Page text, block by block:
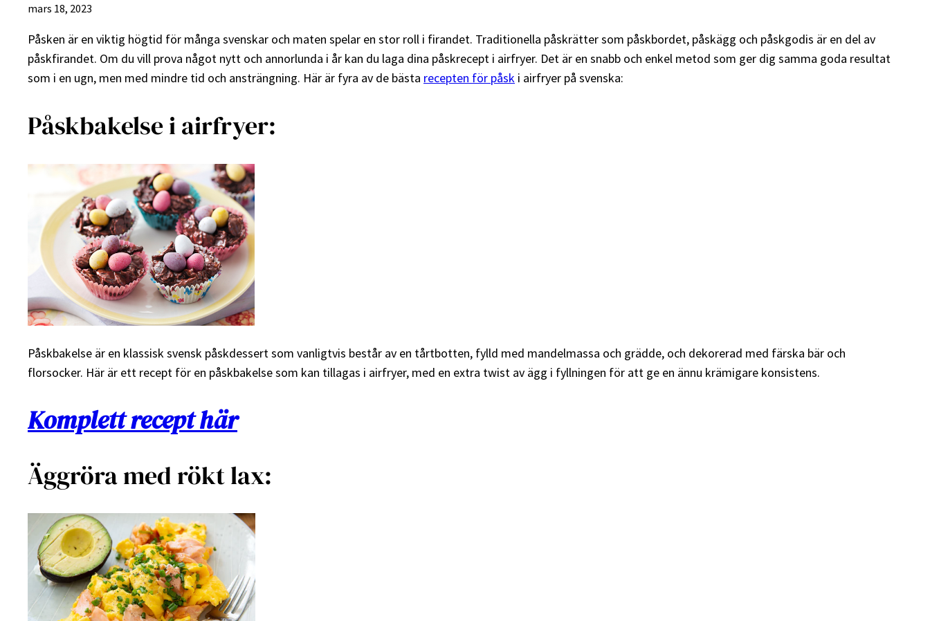
mars 18, 2023
Påsken är en viktig högtid för många svenskar och maten spelar en stor roll i firandet. Traditionella påskrätter som påskbordet, påskägg och påskgodis är en del av
påskfirandet. Om du vill prova något nytt och annorlunda i år kan du laga dina påskrecept i airfryer. Det är en snabb och enkel metod som ger dig samma goda resultat
som i en ugn, men med mindre tid och ansträngning. Här är fyra av de bästa recepten för påsk i airfryer på svenska:
Påskbakelse i airfryer:
Påskbakelse är en klassisk svensk påskdessert som vanligtvis består av en tårtbotten, fylld med mandelmassa och grädde, och dekorerad med färska bär och
florsocker. Här är ett recept för en påskbakelse som kan tillagas i airfryer, med en extra twist av ägg i fyllningen för att ge en ännu krämigare konsistens.
Komplett recept här
Äggröra med rökt lax: